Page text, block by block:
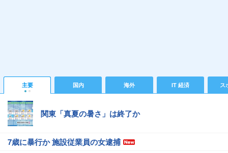
主要 国内 海外 IT 経済 ス
関東「真夏の暑さ」は終了か
7歳に暴行か 施設従業員の女逮捕